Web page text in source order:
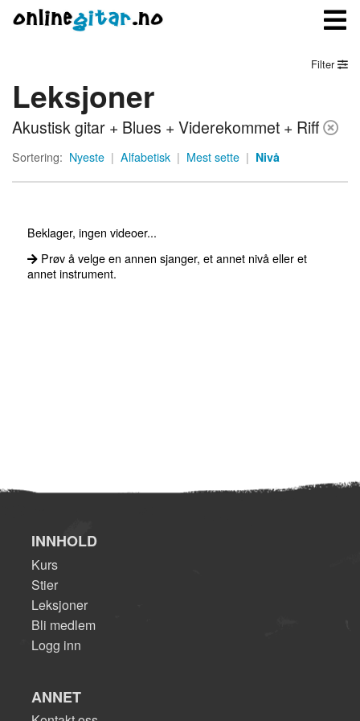
Meny
Logg inn
Filter
Leksjoner
Akustisk gitar + Blues + Viderekommet + Riff
Sortering: Nyeste | Alfabetisk | Mest sette | Nivå
Beklager, ingen videoer...
Prøv å velge en annen sjanger, et annet nivå eller et
annet instrument.
INNHOLD
Kurs
Stier
Leksjoner
Bli medlem
Logg inn
ANNET